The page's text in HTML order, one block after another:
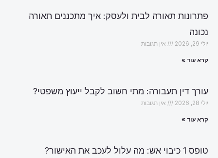
פתרונות תאורה לבית ולעסק: איך מתכננים תאורה
נכונה
יולי 29, 2026 אין תגובות
קרא עוד »
עורך דין תעבורה: מתי חשוב לקבל ייעוץ משפטי?
יולי 28, 2026 אין תגובות
קרא עוד »
טופס 1 כיבוי אש: מה עלול לעכב את האישור?